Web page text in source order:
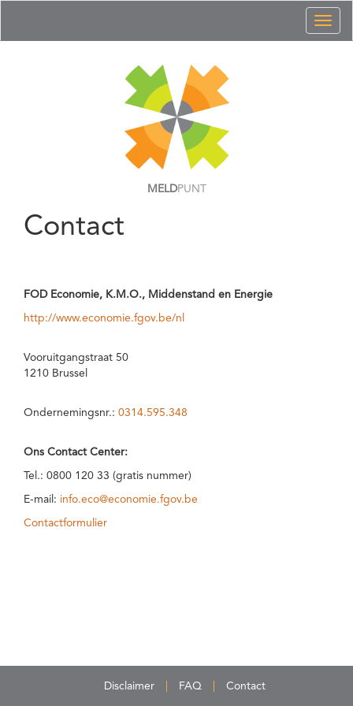
MELDPUNT
Contact
FOD Economie, K.M.O., Middenstand en Energie
http://www.economie.fgov.be/nl
Vooruitgangstraat 50
1210 Brussel
Ondernemingsnr.: 0314.595.348
Ons Contact Center:
Tel.: 0800 120 33 (gratis nummer)
E-mail: info.eco@economie.fgov.be
Contactformulier
Disclaimer FAQ Contact